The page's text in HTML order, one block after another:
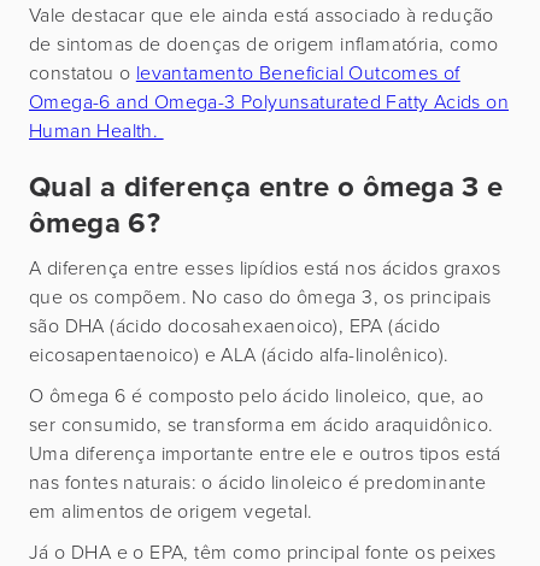
Vale destacar que ele ainda está associado à redução
de sintomas de doenças de origem inflamatória, como
constatou o levantamento Beneficial Outcomes of
Omega-6 and Omega-3 Polyunsaturated Fatty Acids on
Human Health.
Qual a diferença entre o ômega 3 e
ômega 6?
A diferença entre esses lipídios está nos ácidos graxos
que os compõem. No caso do ômega 3, os principais
são DHA (ácido docosahexaenoico), EPA (ácido
eicosapentaenoico) e ALA (ácido alfa-linolênico).
O ômega 6 é composto pelo ácido linoleico, que, ao
ser consumido, se transforma em ácido araquidônico.
Uma diferença importante entre ele e outros tipos está
nas fontes naturais: o ácido linoleico é predominante
em alimentos de origem vegetal.
Já o DHA e o EPA, têm como principal fonte os peixes